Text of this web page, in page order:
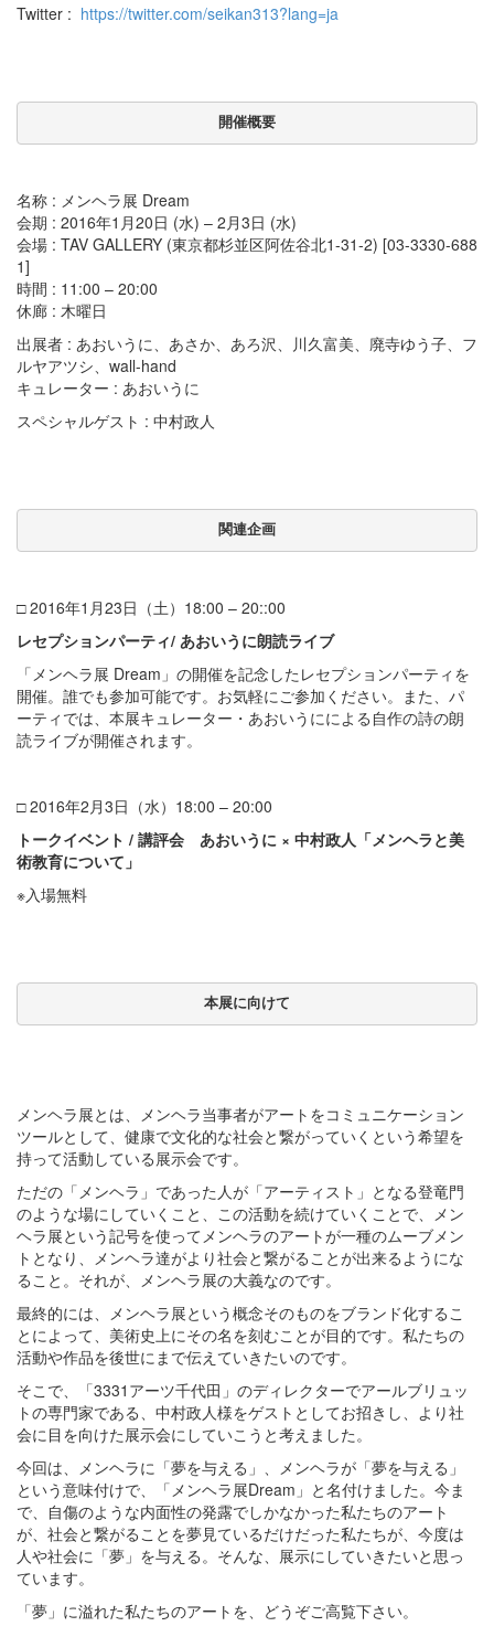
Twitter : https://twitter.com/seikan313?lang=ja
開催概要
名称 : メンヘラ展 Dream
会期 : 2016年1月20日 (水) – 2月3日 (水)
会場 : TAV GALLERY (東京都杉並区阿佐谷北1-31-2) [03-3330-688
1]
時間 : 11:00 – 20:00
休廊 : 木曜日
出展者 : あおいうに、あさか、あろ沢、川久富美、廃寺ゆう子、フ
ルヤアツシ、wall-hand
キュレーター : あおいうに
スペシャルゲスト : 中村政人
関連企画
□ 2016年1月23日（土）18:00 – 20::00
レセプションパーティ/ あおいうに朗読ライブ
「メンヘラ展 Dream」の開催を記念したレセプションパーティを
開催。誰でも参加可能です。お気軽にご参加ください。また、パ
ーティでは、本展キュレーター・あおいうにによる自作の詩の朗
読ライブが開催されます。
□ 2016年2月3日（水）18:00 – 20:00
トークイベント / 講評会 あおいうに × 中村政人「メンヘラと美
術教育について」
※入場無料
本展に向けて
メンヘラ展とは、メンヘラ当事者がアートをコミュニケーション
ツールとして、健康で文化的な社会と繋がっていくという希望を
持って活動している展示会です。
ただの「メンヘラ」であった人が「アーティスト」となる登竜門
のような場にしていくこと、この活動を続けていくことで、メン
ヘラ展という記号を使ってメンヘラのアートが一種のムーブメン
トとなり、メンヘラ達がより社会と繋がることが出来るようにな
ること。それが、メンヘラ展の大義なのです。
最終的には、メンヘラ展という概念そのものをブランド化するこ
とによって、美術史上にその名を刻むことが目的です。私たちの
活動や作品を後世にまで伝えていきたいのです。
そこで、「3331アーツ千代田」のディレクターでアールブリュッ
トの専門家である、中村政人様をゲストとしてお招きし、より社
会に目を向けた展示会にしていこうと考えました。
今回は、メンヘラに「夢を与える」、メンヘラが「夢を与える」
という意味付けで、「メンヘラ展Dream」と名付けました。今ま
で、自傷のような内面性の発露でしかなかった私たちのアート
が、社会と繋がることを夢見ているだけだった私たちが、今度は
人や社会に「夢」を与える。そんな、展示にしていきたいと思っ
ています。
「夢」に溢れた私たちのアートを、どうぞご高覧下さい。